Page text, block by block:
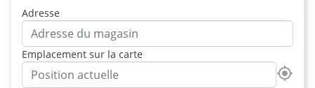
Adresse
Emplacement sur la carte
my_location